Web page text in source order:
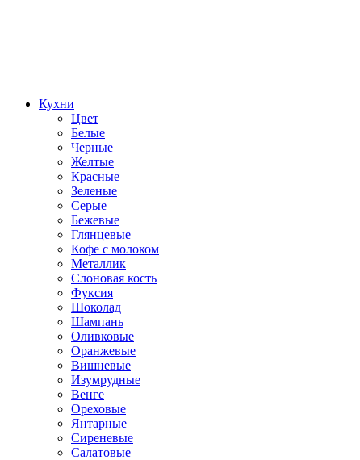
Кухни
Цвет
Белые
Черные
Желтые
Красные
Зеленые
Серые
Бежевые
Глянцевые
Кофе с молоком
Металлик
Слоновая кость
Фуксия
Шоколад
Шампань
Оливковые
Оранжевые
Вишневые
Изумрудные
Венге
Ореховые
Янтарные
Сиреневые
Салатовые